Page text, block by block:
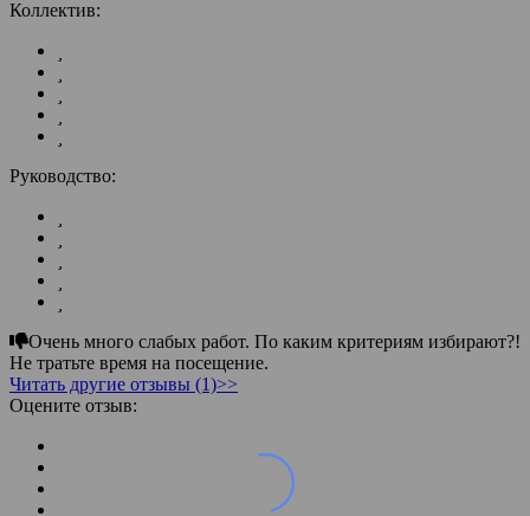
Коллектив:
Руководство:
Очень много слабых работ. По каким критериям избирают?!
Не тратьте время на посещение.
Читать другие отзывы (1)>>
Оцените отзыв: